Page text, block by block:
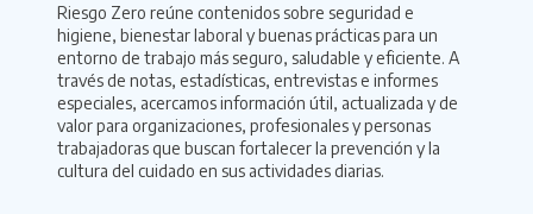
Riesgo Zero reúne contenidos sobre seguridad e
higiene, bienestar laboral y buenas prácticas para un
entorno de trabajo más seguro, saludable y eficiente. A
través de notas, estadísticas, entrevistas e informes
especiales, acercamos información útil, actualizada y de
valor para organizaciones, profesionales y personas
trabajadoras que buscan fortalecer la prevención y la
cultura del cuidado en sus actividades diarias.